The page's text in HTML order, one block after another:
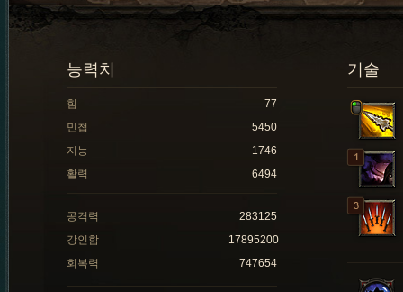
기술
능력치
힘
77
민첩
5450
지능
1746
활력
6494
공격력
283125
강인함
17895200
회복력
747654